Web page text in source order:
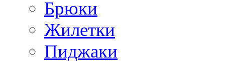
Брюки
Жилетки
Пиджаки